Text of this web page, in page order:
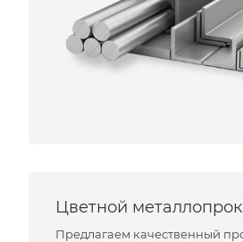
Цветной
Предлагаем качественный